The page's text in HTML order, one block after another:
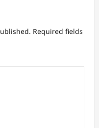
Required fields